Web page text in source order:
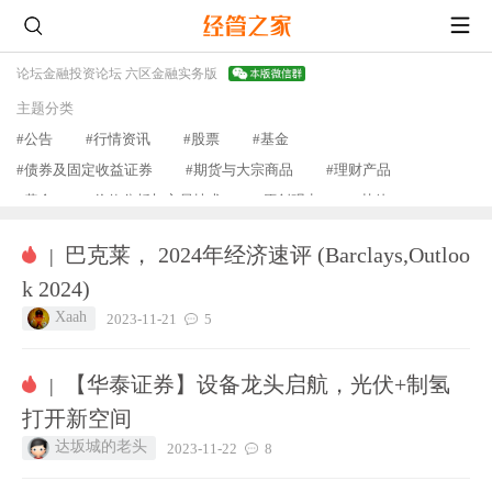
论坛金融投资论坛 六区金融实务版
主题分类
#公告
#行情资讯 #股票
#基金
#债券及固定收益证券
#期货与大宗商品
#理财产品
#黄金
#价值分析与交易技术 #原创观点 #其他
|
巴克莱， 2024年经济速评 (Barclays,Outloo
k 2024)
Xaah 2023-11-21 5
|
【华泰证券】设备龙头启航，光伏+制氢
打开新空间
达坂城的老头 2023-11-22 8